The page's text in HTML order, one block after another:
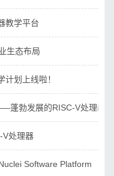
教学平台
生态布局
划上线啦！
蓬勃发展的RISC-V处理器
V处理器
Software Platform